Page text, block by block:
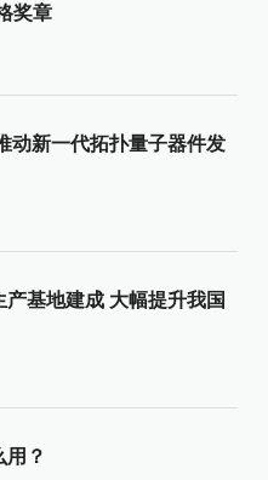
奖章
动新一代拓扑量子器件发
基地建成 大幅提升我国
用？